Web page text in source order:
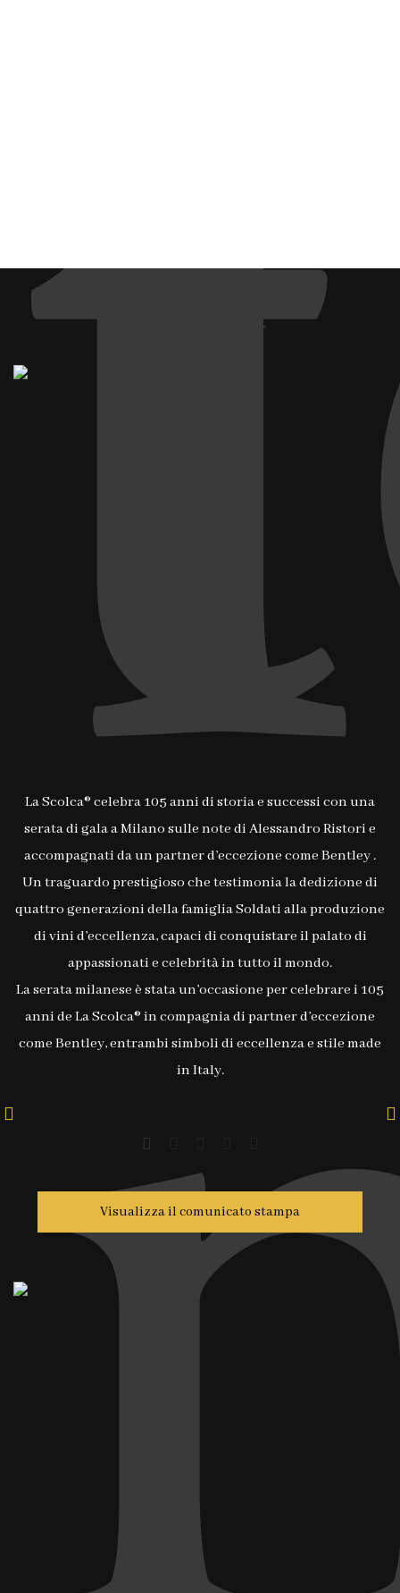
La Scolca® celebra 105 anni di storia e successi con una
serata di gala a Milano sulle note di Alessandro Ristori e
accompagnati da un partner d’eccezione come Bentley .
Un traguardo prestigioso che testimonia la dedizione di
quattro generazioni della famiglia Soldati alla produzione
di vini d’eccellenza, capaci di conquistare il palato di
appassionati e celebrità in tutto il mondo.
La serata milanese è stata un’occasione per celebrare i 105
anni de La Scolca® in compagnia di partner d’eccezione
come Bentley, entrambi simboli di eccellenza e stile made
in Italy.
Visualizza il comunicato stampa